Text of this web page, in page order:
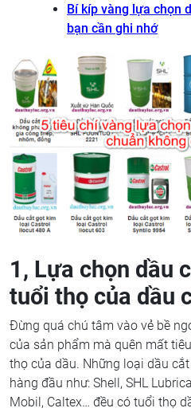
Bí kíp vàng lựa chọn
bạn cần ghi nhớ
1, Lựa chọn dầu
tuổi thọ của dầu
Đừng quá chú tâm vào vẻ bề
của sản phẩm mà quên mất
thọ của dầu. Những loại dầu
hàng đầu như: Shell, SHL
Mobil, Caltex… đều có tuổi thọ